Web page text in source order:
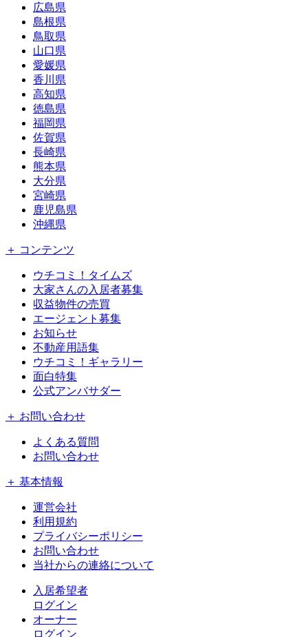
広島県
島根県
鳥取県
山口県
愛媛県
香川県
高知県
徳島県
福岡県
佐賀県
長崎県
熊本県
大分県
宮崎県
鹿児島県
沖縄県
＋ コンテンツ
ウチコミ！タイムズ
大家さんの入居者募集
収益物件の売買
エージェント募集
お知らせ
不動産用語集
ウチコミ！ギャラリー
面白特集
公式アンバサダー
＋ お問い合わせ
よくある質問
お問い合わせ
＋ 基本情報
運営会社
利用規約
プライバシーポリシー
お問い合わせ
当社からの連絡について
入居希望者
ログイン
オーナー
ログイン